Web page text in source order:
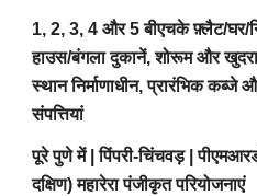
1, 2, 3, 4 और 5 बीएचके फ़्लैट/घर/
हाउस/बंगला दुकानें, शोरूम और खुदरा
स्थान निर्माणाधीन, प्रारंभिक
संपत्तियां
पूरे पुणे में | पिंपरी-चिंचवड़ |
दक्षिण) महारेरा पंजीकृत परियोजनाएं